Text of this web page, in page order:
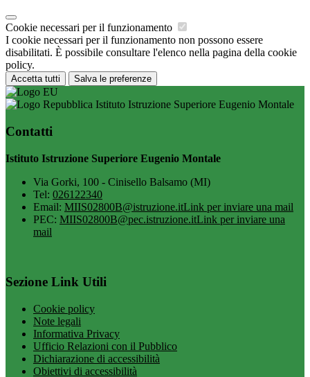
Cookie necessari per il funzionamento
I cookie necessari per il funzionamento non possono essere
disabilitati. È possibile consultare l'elenco nella pagina della cookie
policy.
Accetta tutti Salva le preferenze
Istituto Istruzione Superiore Eugenio Montale
Contatti
Istituto Istruzione Superiore Eugenio Montale
Via Gorki, 100 - Cinisello Balsamo (MI)
Tel: 026122340
Email: MIIS02800B@istruzione.itLink per inviare una mail
PEC: MIIS02800B@pec.istruzione.itLink per inviare una
mail
Sezione Link Utili
Cookie policy
Note legali
Informativa Privacy
Ufficio Relazioni con il Pubblico
Dichiarazione di accessibilità
Obiettivi di accessibilità